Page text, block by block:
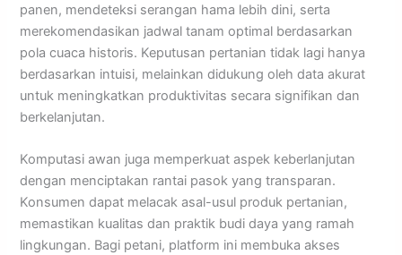
panen, mendeteksi serangan hama lebih dini, serta
merekomendasikan jadwal tanam optimal berdasarkan
pola cuaca historis. Keputusan pertanian tidak lagi hanya
berdasarkan intuisi, melainkan didukung oleh data akurat
untuk meningkatkan produktivitas secara signifikan dan
berkelanjutan.
Komputasi awan juga memperkuat aspek keberlanjutan
dengan menciptakan rantai pasok yang transparan.
Konsumen dapat melacak asal-usul produk pertanian,
memastikan kualitas dan praktik budi daya yang ramah
lingkungan. Bagi petani, platform ini membuka akses